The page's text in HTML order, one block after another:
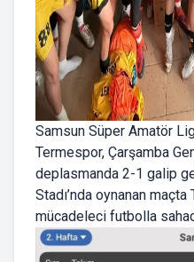
Samsun Süper Amatör
Termespor, Çarşamba
deplasmanda 2-1 galip
Stadı’nda oynanan
mücadeleci futbolla